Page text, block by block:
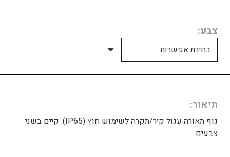
צבע
תיאור
גוף תאורה עגול קיר/תקרה לשימוש חוץ (IP65). קיים בשני
צבעים.